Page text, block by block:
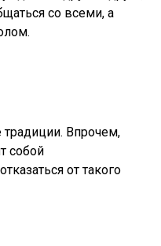
со всеми, а
Впрочем,
собой
от такого